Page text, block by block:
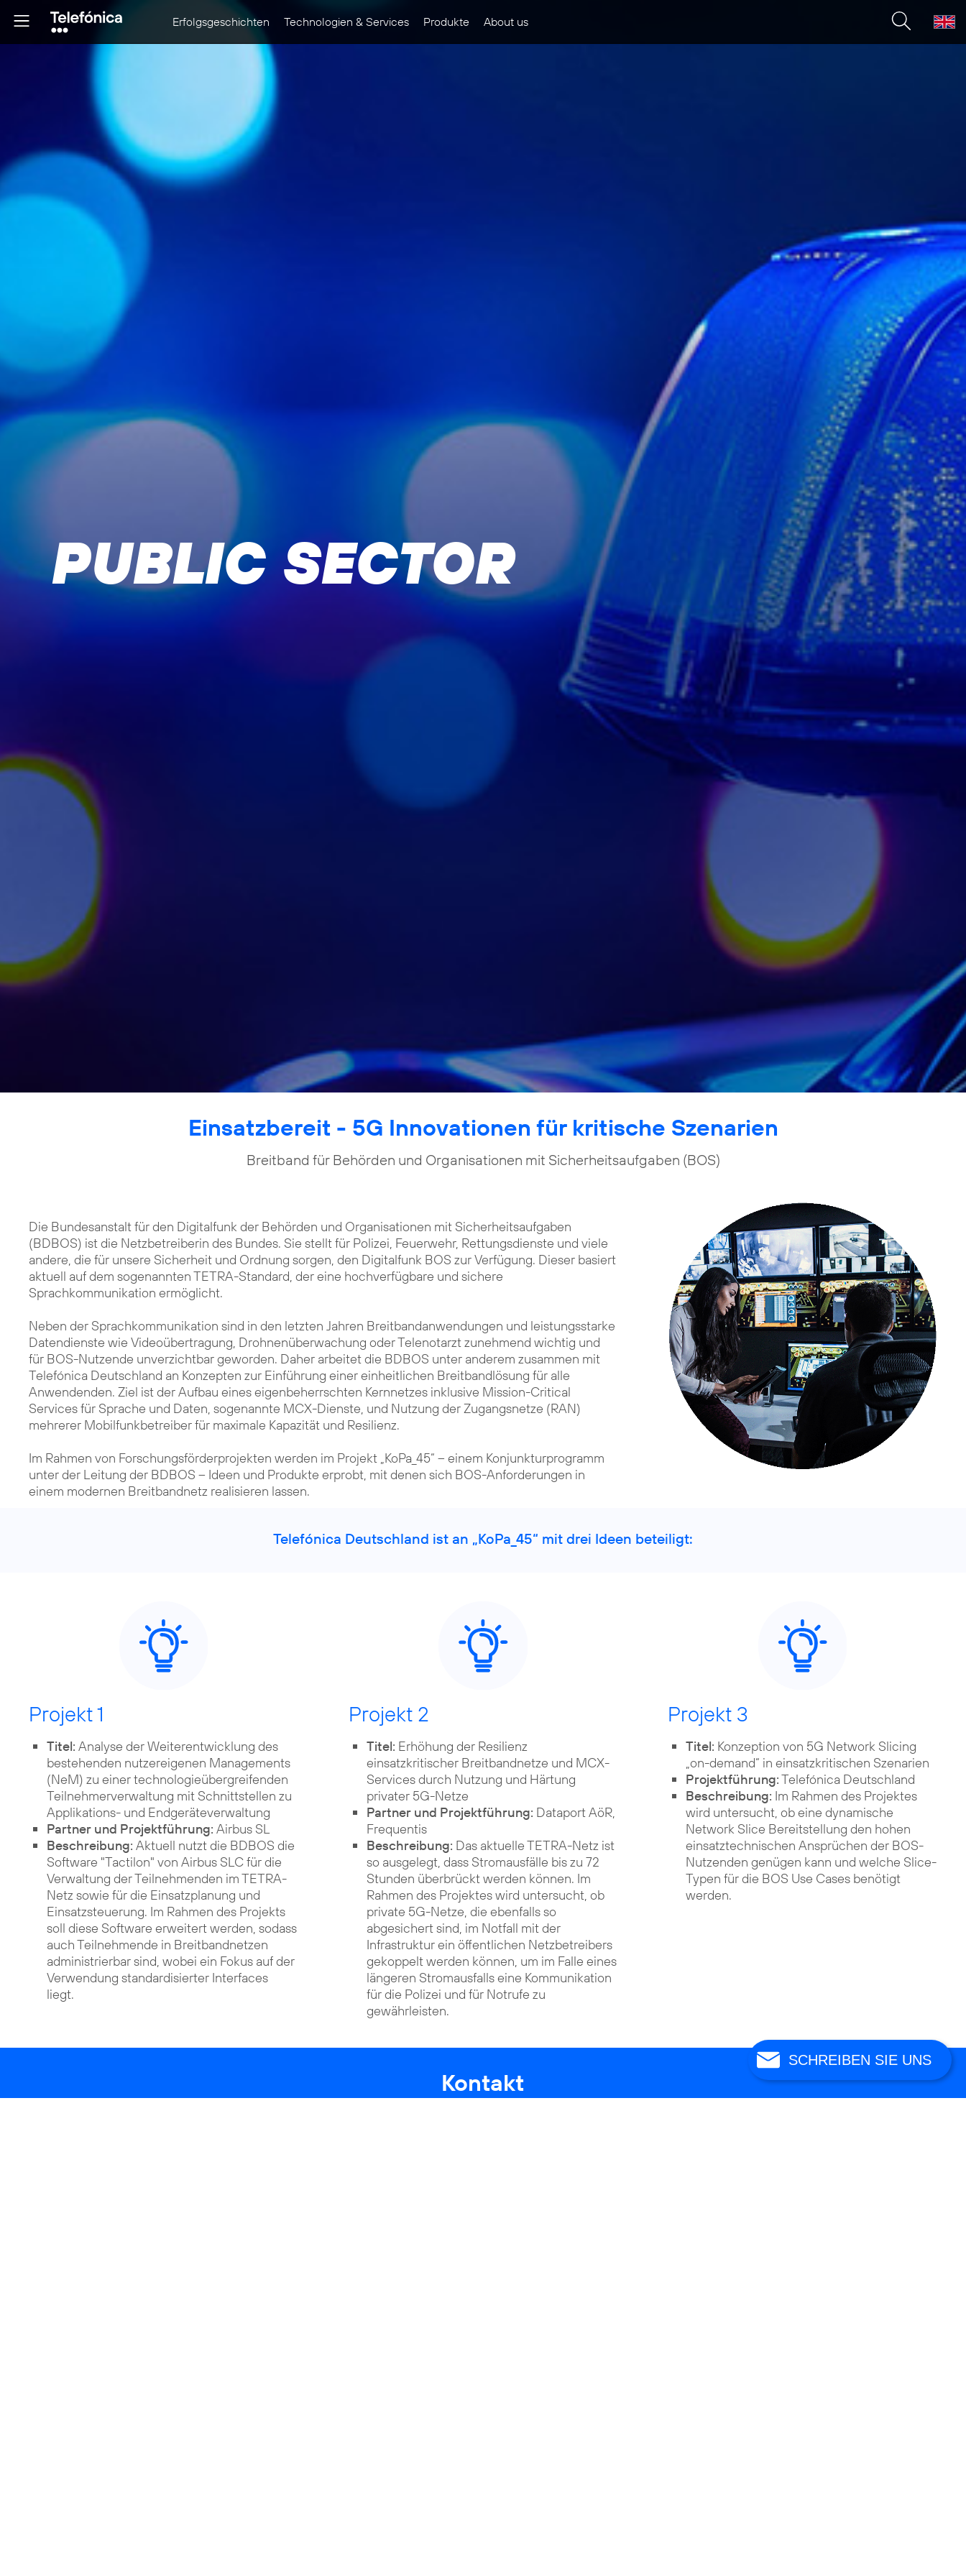
Erfolgsgeschichten Technologien & Services Produkte About us
PUBLIC SECTOR
SCHREIBEN SIE UNS
Einsatzbereit - 5G Innovationen für kritische Szenarien
Breitband für Behörden und Organisationen mit Sicherheitsaufgaben (BOS)
Die Bundesanstalt für den Digitalfunk der Behörden und Organisationen mit Sicherheitsaufgaben
(BDBOS) ist die Netzbetreiberin des Bundes. Sie stellt für Polizei, Feuerwehr, Rettungsdienste und viele
andere, die für unsere Sicherheit und Ordnung sorgen, den Digitalfunk BOS zur Verfügung. Dieser basiert
aktuell auf dem sogenannten TETRA-Standard, der eine hochverfügbare und sichere
Sprachkommunikation ermöglicht.
Neben der Sprachkommunikation sind in den letzten Jahren Breitbandanwendungen und leistungsstarke
Datendienste wie Videoübertragung, Drohnenüberwachung oder Telenotarzt zunehmend wichtig und
für BOS-Nutzende unverzichtbar geworden. Daher arbeitet die BDBOS unter anderem zusammen mit
Telefónica Deutschland an Konzepten zur Einführung einer einheitlichen Breitbandlösung für alle
Anwendenden. Ziel ist der Aufbau eines eigenbeherrschten Kernnetzes inklusive Mission-Critical
Services für Sprache und Daten, sogenannte MCX-Dienste, und Nutzung der Zugangsnetze (RAN)
mehrerer Mobilfunkbetreiber für maximale Kapazität und Resilienz.
Im Rahmen von Forschungsförderprojekten werden im Projekt „KoPa_45“ – einem Konjunkturprogramm
unter der Leitung der BDBOS – Ideen und Produkte erprobt, mit denen sich BOS-Anforderungen in
Telefónica Deutschland ist an „KoPa_45“ mit drei Ideen beteiligt:
Projekt 1
Titel: Analyse der Weiterentwicklung des
bestehenden nutzereigenen Managements
(NeM) zu einer technologieübergreifenden
Teilnehmerverwaltung mit Schnittstellen zu
Applikations- und Endgeräteverwaltung
Partner und Projektführung: Airbus SL
Beschreibung: Aktuell nutzt die BDBOS die
Software "Tactilon" von Airbus SLC für die
Verwaltung der Teilnehmenden im TETRA-
Netz sowie für die Einsatzplanung und
Einsatzsteuerung. Im Rahmen des Projekts
soll diese Software erweitert werden, sodass
auch Teilnehmende in Breitbandnetzen
administrierbar sind, wobei ein Fokus auf der
Verwendung standardisierter Interfaces
liegt.
Projekt 2
Titel: Erhöhung der Resilienz
einsatzkritischer Breitbandnetze und MCX-
Services durch Nutzung und Härtung
privater 5G-Netze
Partner und Projektführung: Dataport AöR,
Frequentis
Beschreibung: Das aktuelle TETRA-Netz ist
so ausgelegt, dass Stromausfälle bis zu 72
Stunden überbrückt werden können. Im
Rahmen des Projektes wird untersucht, ob
private 5G-Netze, die ebenfalls so
abgesichert sind, im Notfall mit der
Infrastruktur ein öffentlichen Netzbetreibers
gekoppelt werden können, um im Falle eines
längeren Stromausfalls eine Kommunikation
für die Polizei und für Notrufe zu
gewährleisten.
Projekt 3
Titel: Konzeption von 5G Network Slicing
„on-demand“ in einsatzkritischen Szenarien
Projektführung:Telefónica Deutschland
Beschreibung: Im Rahmen des Projektes
wird untersucht, ob eine dynamische
Network Slice Bereitstellung den hohen
einsatztechnischen Ansprüchen der BOS-
Nutzenden genügen kann und welche Slice-
Typen für die BOS Use Cases benötigt
werden.
Kontakt